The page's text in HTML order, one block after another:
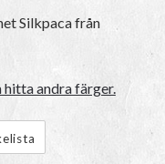
Silkpacafrån
hitta andra färger.